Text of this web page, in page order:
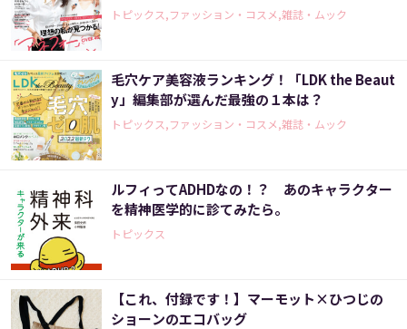
トピックス,ファッション・コスメ,雑誌・ムック
毛穴ケア美容液ランキング！「LDK the Beaut
y」編集部が選んだ最強の１本は？
トピックス,ファッション・コスメ,雑誌・ムック
ルフィってADHDなの！？ あのキャラクター
を精神医学的に診てみたら。
トピックス
【これ、付録です！】マーモット×ひつじの
ショーンのエコバッグ